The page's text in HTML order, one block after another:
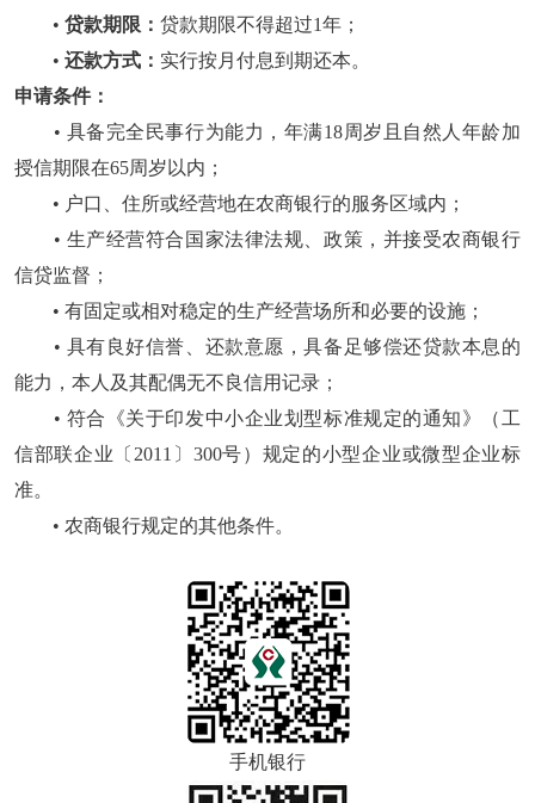
• 贷款期限： 贷款期限不得超过1年；
• 还款方式： 实行按月付息到期还本。
申请条件：
• 具备完全民事行为能力，年满18周岁且自然人年龄加
授信期限在65周岁以内；
• 户口、住所或经营地在农商银行的服务区域内；
• 生产经营符合国家法律法规、政策，并接受农商银行
信贷监督；
• 有固定或相对稳定的生产经营场所和必要的设施；
• 具有良好信誉、还款意愿，具备足够偿还贷款本息的
能力，本人及其配偶无不良信用记录；
• 符合《关于印发中小企业划型标准规定的通知》（工
信部联企业〔2011〕300号）规定的小型企业或微型企业标
准。
• 农商银行规定的其他条件。
手机银行